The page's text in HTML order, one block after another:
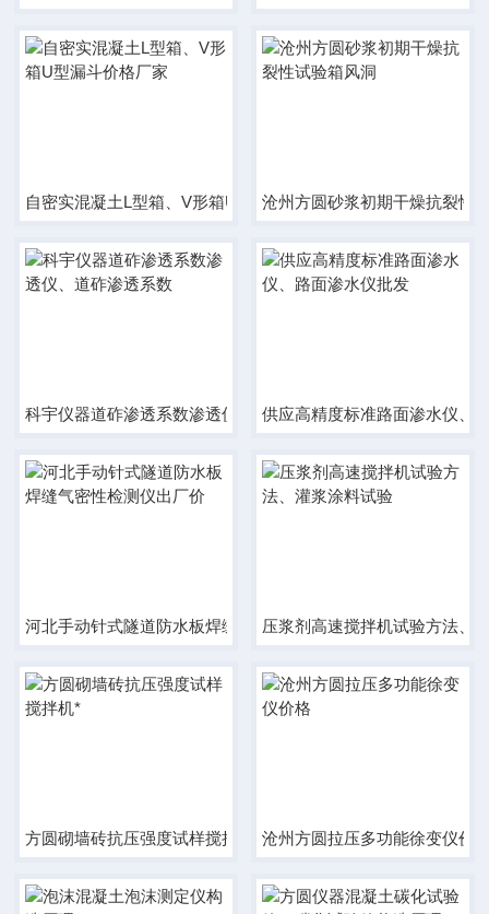
自密实混凝土L型箱、V形箱U型漏斗价格厂家沧州方圆砂浆初期干燥抗裂性
科宇仪器道砟渗透系数渗透仪、道砟渗透系数供应高精度标准路面渗水仪、
河北手动针式隧道防水板焊缝气密性检测仪出厂价
压浆剂高速搅拌机试验方法、
方圆砌墙砖抗压强度试样搅拌机* 沧州方圆拉压多功能徐变仪价